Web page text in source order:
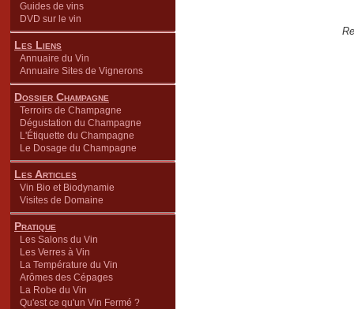
Guides de vins
DVD sur le vin
Les Liens
Annuaire du Vin
Annuaire Sites de Vignerons
Dossier Champagne
Terroirs de Champagne
Dégustation du Champagne
L'Étiquette du Champagne
Le Dosage du Champagne
Les Articles
Vin Bio et Biodynamie
Visites de Domaine
Pratique
Les Salons du Vin
Les Verres à Vin
La Température du Vin
Arômes des Cépages
La Robe du Vin
Qu'est ce qu'un Vin Fermé ?